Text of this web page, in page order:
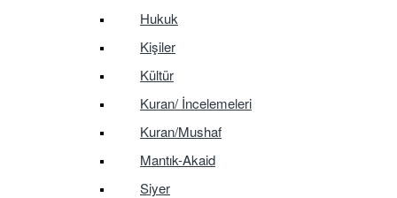
Hukuk
Kişiler
Kültür
Kuran/ İncelemeleri
Kuran/Mushaf
Mantık-Akaid
Siyer